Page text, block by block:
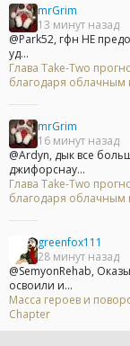
mrGrim
13 минут назад
@Park52, гфн НЕ
уд...
Глава Take-Two
благодаря облачным
mrGrim
16 минут назад
@Ardyn, дык все
джифорснау...
Глава Take-Two
благодаря облачным
greenfox111
28 минут назад
@SemyonRehab,
освоили и...
Масса героев и
Chapter